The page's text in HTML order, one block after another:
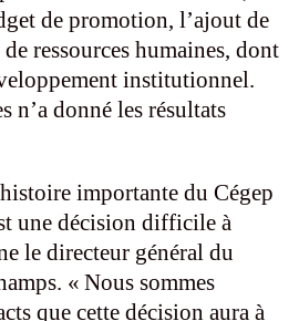
de promotion, l’ajout de
ressources humaines, dont
institutionnel.
n’a donné les résultats
importante du Cégep
une décision difficile à
le directeur général du
« Nous sommes
que cette décision aura à